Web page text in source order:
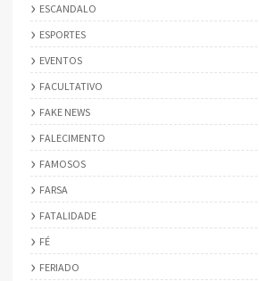
ESCANDALO
ESPORTES
EVENTOS
FACULTATIVO
FAKE NEWS
FALECIMENTO
FAMOSOS
FARSA
FATALIDADE
FÉ
FERIADO